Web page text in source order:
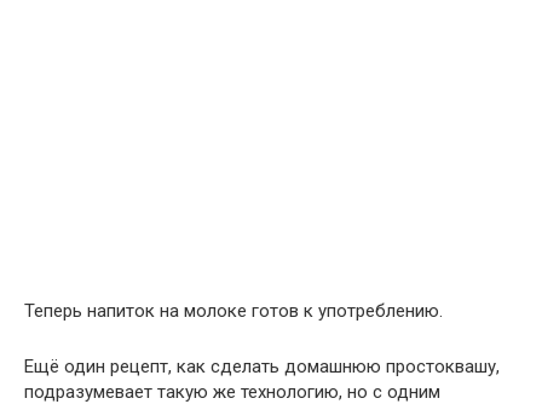
Теперь напиток на молоке готов к употреблению.
Ещё один рецепт, как сделать домашнюю простоквашу,
подразумевает такую же технологию, но с одним